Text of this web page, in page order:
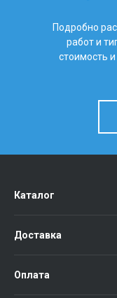
Подробно
работ и
стоимость
Каталог
Доставка
Оплата